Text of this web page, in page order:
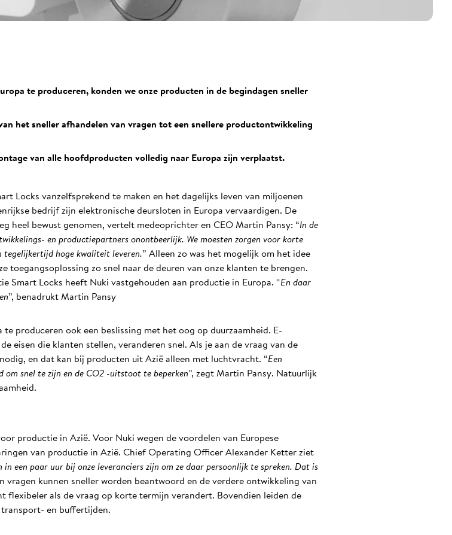
te produceren, konden we onze producten in de begindagen sneller
het sneller afhandelen van vragen tot een snellere productontwikkeling
van alle hoofdproducten volledig naar Europa zijn verplaatst.
Locks vanzelfsprekend te maken en het dagelijks leven van miljoenen
bedrijf zijn elektronische deursloten in Europa vervaardigen. De
heel bewust genomen, vertelt medeoprichter en CEO Martin Pansy: “In de
en productiepartners onontbeerlijk. We moesten zorgen voor korte
hoge kwaliteit leveren.” Alleen zo was het mogelijk om het idee
toegangsoplossing zo snel naar de deuren van onze klanten te brengen.
Smart Locks heeft Nuki vastgehouden aan productie in Europa. “En daar
”, benadrukt Martin Pansy
produceren ook een beslissing met het oog op duurzaamheid. E-
eisen die klanten stellen, veranderen snel. Als je aan de vraag van de
en dat kan bij producten uit Azië alleen met luchtvracht. “Een
om snel te zijn en de CO2 -uitstoot te beperken”, zegt Martin Pansy. Natuurlijk
productie in Azië. Voor Nuki wegen de voordelen van Europese
van productie in Azië. Chief Operating Officer Alexander Ketter ziet
in een paar uur bij onze leveranciers zijn om ze daar persoonlijk te spreken. Dat is
vragen kunnen sneller worden beantwoord en de verdere ontwikkeling van
flexibeler als de vraag op korte termijn verandert. Bovendien leiden de
en buffertijden.